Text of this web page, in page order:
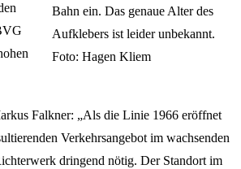
Bahn ein. Das genaue Alter des
Aufklebers ist leider unbekannt.
Foto: Hagen Kliem
Falkner: „Als die Linie 1966 eröffnet
Verkehrsangebot im wachsenden
dringend nötig. Der Standort im